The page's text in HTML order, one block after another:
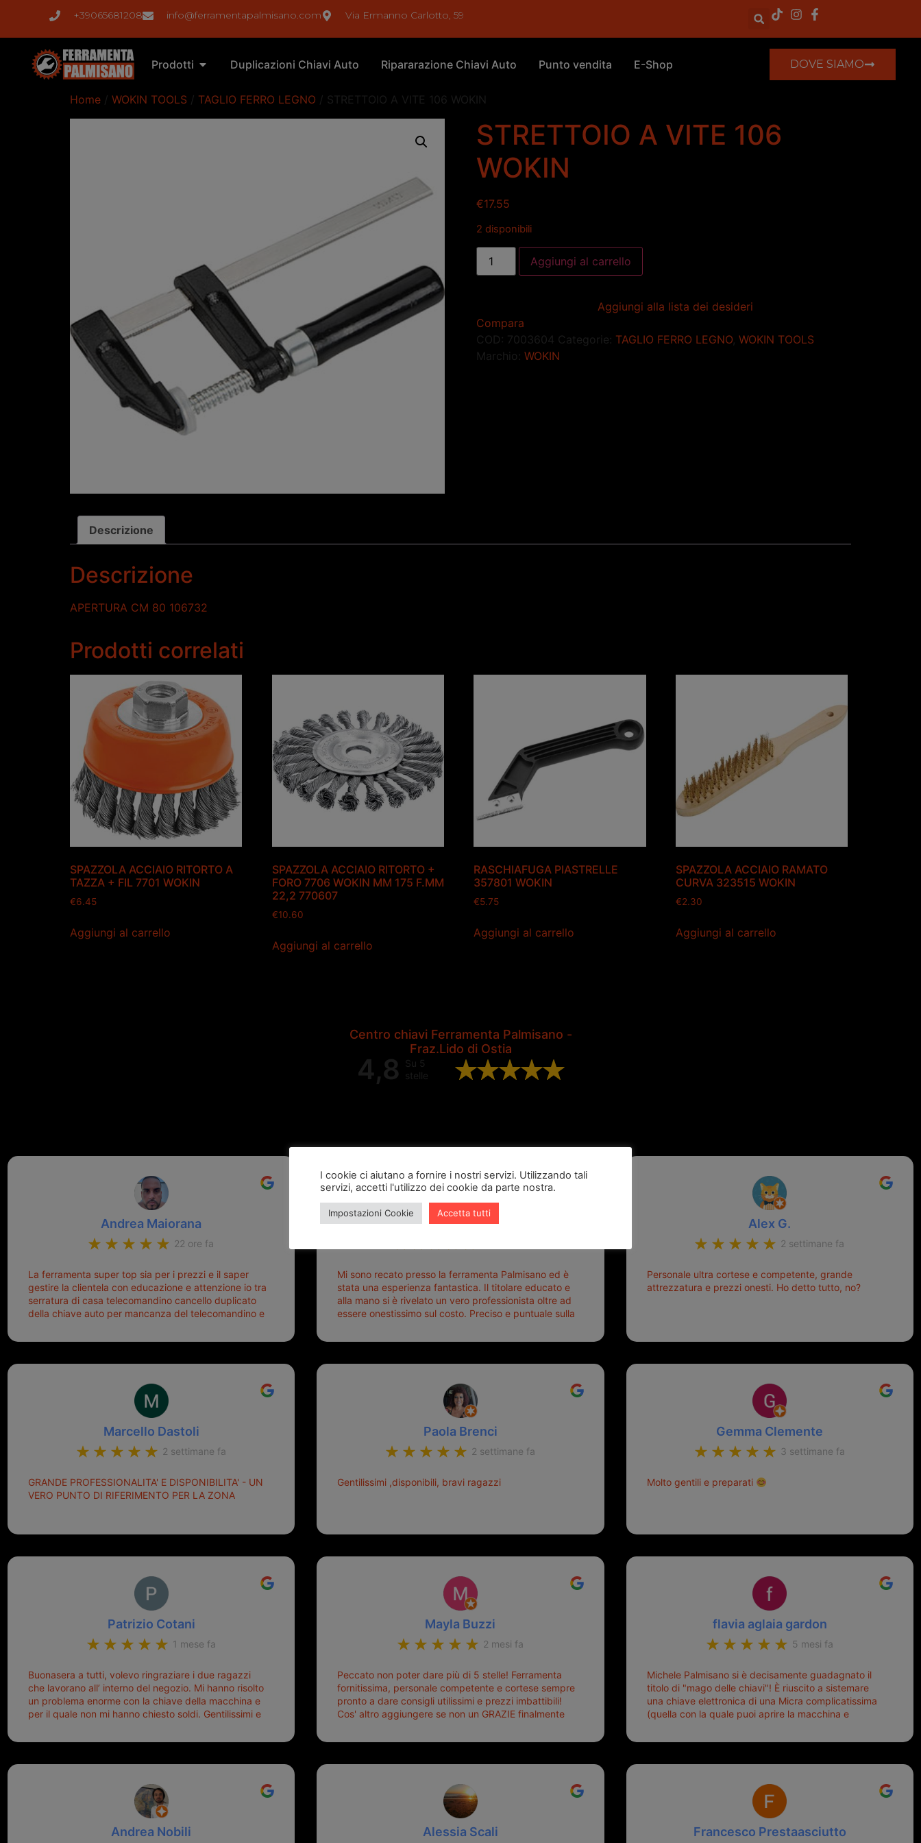
+39065681208 info@ferramentapalmisano.com Via Ermanno Carlotto, 59
Prodotti Duplicazioni Chiavi Auto Ripararazione Chiavi Auto Punto vendita E-Shop DOVE SIAMO
Home / WOKIN TOOLS / TAGLIO FERRO LEGNO / STRETTOIO A VITE 106 WOKIN
STRETTOIO A VITE 106
WOKIN
€17.55
2 disponibili
Aggiungi al carrello
Aggiungi alla lista dei desideri
Compara
COD: 7003604 Categorie: TAGLIO FERRO LEGNO, WOKIN TOOLS
Marchio: WOKIN
Descrizione
Descrizione
APERTURA CM 80 106732
Prodotti correlati
SPAZZOLA ACCIAIO RITORTO A
TAZZA + FIL 7701 WOKIN
€6.45
Aggiungi al carrello
SPAZZOLA ACCIAIO RITORTO +
FORO 7706 WOKIN MM 175 F.MM
22,2 770607
€10.60
Aggiungi al carrello
RASCHIAFUGA PIASTRELLE
357801 WOKIN
€5.75
Aggiungi al carrello
SPAZZOLA ACCIAIO RAMATO
CURVA 323515 WOKIN
€2.30
Aggiungi al carrello
Centro chiavi Ferramenta Palmisano -
Fraz.Lido di Ostia
4,8
Su 5
stelle
Andrea Maiorana
22 ore fa
La ferramenta super top sia per i prezzi e il saper
gestire la clientela con educazione e attenzione io tra
serratura di casa telecomandino cancello duplicato
della chiave auto per mancanza del telecomandino e
meglio ferramenta de ostia e poi il prorietario il signor
ugo burubu
Mi sono recato presso la ferramenta Palmisano ed è
stata una esperienza fantastica. Il titolare educato e
alla mano si è rivelato un vero professionista oltre ad
essere onestissimo sul costo. Preciso e puntuale sulla
Alex G.
2 settimane fa
Personale ultra cortese e competente, grande
attrezzatura e prezzi onesti. Ho detto tutto, no?
Marcello Dastoli
2 settimane fa
GRANDE PROFESSIONALITA' E DISPONIBILITA' - UN
VERO PUNTO DI RIFERIMENTO PER LA ZONA
Paola Brenci
2 settimane fa
Gentilissimi ,disponibili, bravi ragazzi
Gemma Clemente
3 settimane fa
Molto gentili e preparati
Patrizio Cotani
1 mese fa
Buonasera a tutti, volevo ringraziare i due ragazzi
che lavorano all’ interno del negozio. Mi hanno risolto
un problema enorme con la chiave della macchina e
per il quale non mi hanno chiesto soldi. Gentilissimi e
Sicuramente tornerò qui per qualsiasi altro problema.
Mayla Buzzi
2 mesi fa
Peccato non poter dare più di 5 stelle! Ferramenta
fornitissima, personale competente e cortese sempre
pronto a dare consigli utilissimi e prezzi imbattibili!
Cos' altro aggiungere se non un GRAZIE finalmente
siete il mio riferimento. Ah dimenticavo...da loro sono
trove! Top top top!!!
flavia aglaia gardon
5 mesi fa
Michele Palmisano si è decisamente guadagnato il
titolo di "mago delle chiavi"! È riuscito a sistemare
una chiave elettronica di una Micra complicatissima
(quella con la quale puoi aprire la macchina e
borsa!) che era pronta per la pattumiera... Avevo
pietose, si era perso il coperchietto, la chiave era
bisognava stare attenti che non ti staccasse la
chiave dal blocchetto e talvolta non faceva bene il
contatto nel quadro e bisognava armeggiare un po',
praticamente entrare e mettere in moto era un terno
Andrea Nobili Alessia Scali Francesco Prestaasciutto
I cookie ci aiutano a fornire i nostri servizi. Utilizzando tali
servizi, accetti l'utilizzo dei cookie da parte nostra.
Impostazioni Cookie Accetta tutti